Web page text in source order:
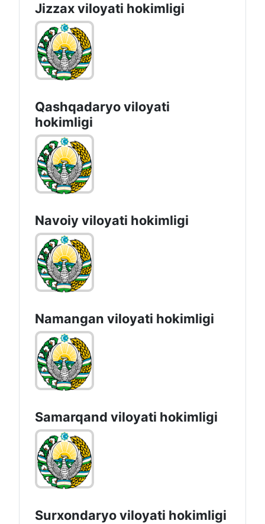
Jizzах vilоyati hоkimligi
Qashqadaryo viloyati
hоkimligi
Navoiy vilоyati hоkimligi
Namangan vilоyati hоkimligi
Samarqand viloyati hokimligi
Surxondaryo vilоyati hоkimligi